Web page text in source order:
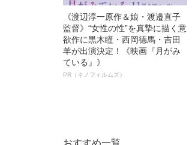
《渡辺淳一原作＆娘・渡邉直子
監督》“女性の性”を真摯に描く意
欲作に黒木瞳・西岡德馬・吉田
羊が出演決定！《映画『月がみ
ている』》
PR（キノフィルムズ）
おすすめ一覧